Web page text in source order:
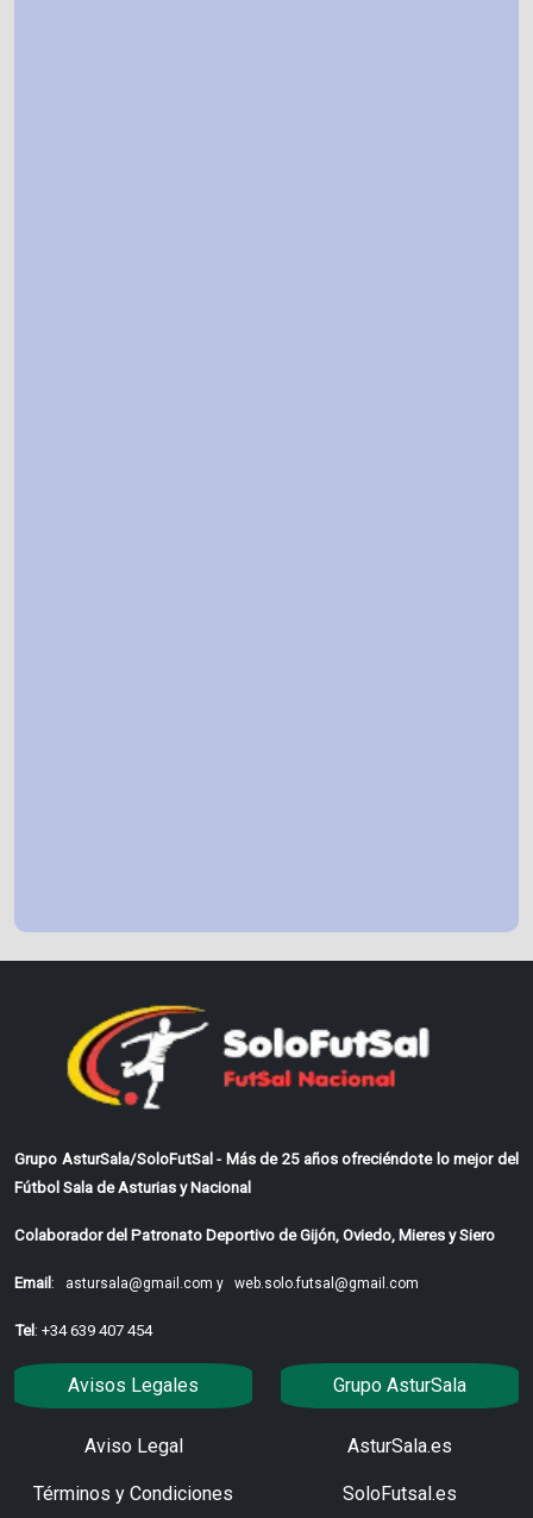
Grupo AsturSala/SoloFutSal - Más de 25 años ofreciéndote lo mejor del
Fútbol Sala de Asturias y Nacional
Colaborador del Patronato Deportivo de Gijón, Oviedo, Mieres y Siero
Email : astursala@gmail.com y web.solo.futsal@gmail.com
Tel : +34 639 407 454
Avisos Legales
Aviso Legal
Términos y Condiciones
Grupo AsturSala
AsturSala.es
SoloFutsal.es